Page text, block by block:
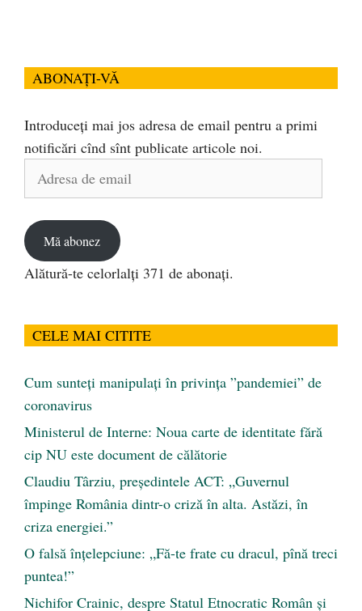
ABONAȚI-VĂ
Introduceți mai jos adresa de email pentru a primi
notificări cînd sînt publicate articole noi.
Adresa
Mă abonez
Alătură-te celorlalți 371 de abonați.
CELE MAI CITITE
Cum sunteți manipulați în privința ”pandemiei” de
coronavirus
Ministerul de Interne: Noua carte de identitate fără
cip NU este document de călătorie
Claudiu Târziu, președintele ACT: „Guvernul
împinge România dintr-o criză în alta. Astăzi, în
criza energiei.”
O falsă înțelepciune: „Fă-te frate cu dracul, pînă treci
puntea!”
Nichifor Crainic, despre Statul Etnocratic Român şi